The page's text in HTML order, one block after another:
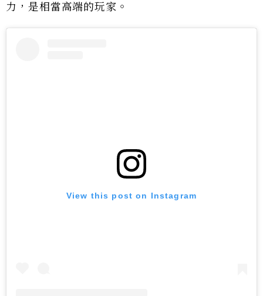
力，是相當高端的玩家。
View this post on Instagram